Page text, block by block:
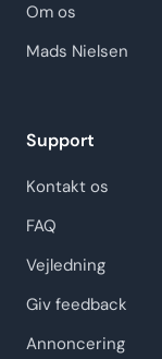
Om os
Mads Nielsen
Support
Kontakt os
FAQ
Vejledning
Giv feedback
Annoncering